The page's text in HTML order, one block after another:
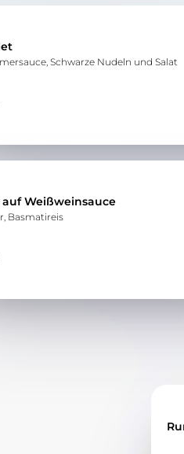
Schwarze Nudeln und Salat
Weißweinsauce
Basmatireis